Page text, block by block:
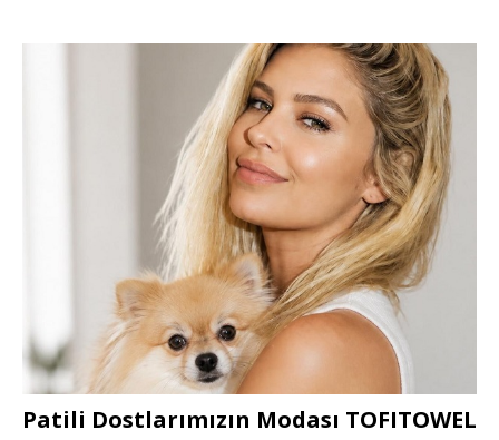
Patili Dostlarımızın Modası TOFITOWEL